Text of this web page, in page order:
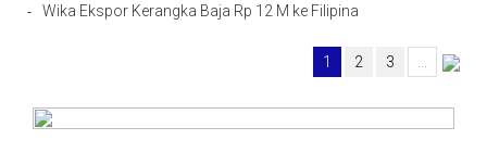
-
Wika Ekspor Kerangka Baja Rp 12 M ke Filipina
1 2 3